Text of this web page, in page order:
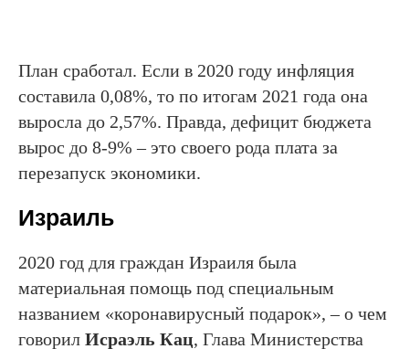
План сработал. Если в 2020 году инфляция
составила 0,08%, то по итогам 2021 года она
выросла до 2,57%. Правда, дефицит бюджета
вырос до 8-9% – это своего рода плата за
перезапуск экономики.
Израиль
2020 год для граждан Израиля была
материальная помощь под специальным
названием «коронавирусный подарок», – о чем
говорил Исраэль Кац, Глава Министерства